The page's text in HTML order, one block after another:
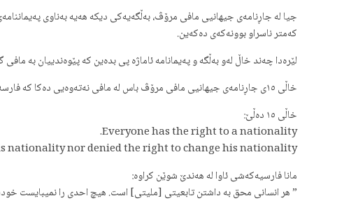
جیا لە جاڕنامەی جیهانیی مافی مرۆڤ، بەڵگەیەکی دیکە هەیە بەناوی
کەمتر ناسراو بوونەکەی دەکەین.
لێرەدا چەند خاڵ لەو بەڵگە و پەیمانامە ئاماژە پی بدەین کە پێوەندییان بە
خاڵی ١٥ی جاڕنامەی جیهانیی مافی مرۆڤ باس لە مافی نەتەوەیی دەکا کە فارسەکان تەنیا پێناسەی “تابعیت”ی لێ دەخوێننەوە و ئێمەی کوردیش دەتوانین پێناسەی “نەتەوەبوون”ی لێ بخوێنینەوە.
خاڵی ١٥ دەڵێ:
Everyone has the right to a nationality.
nationality nor denied the right to change his nationality.
مانا فارسیەکەشی ئاوا لە هەندێ شوێن کراوە:
” هر انسانی محق بە داشتن تابعیتی [ملیتی] است. هیچ احدی را نمیبایست